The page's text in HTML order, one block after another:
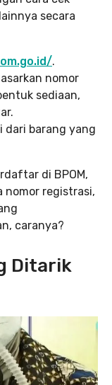
secara
.
nomor
sediaan,
dari barang yang
di BPOM,
nomor registrasi,
caranya?
Ditarik